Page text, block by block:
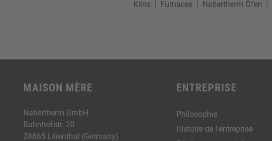
Kilns | Furnaces | Nabertherm Öfen |
MAISON MÈRE
Nabertherm GmbH
Bahnhofstr. 20
28865 Lilienthal (Germany)
ENTREPRISE
Philosophie
Histoire de l'entreprise